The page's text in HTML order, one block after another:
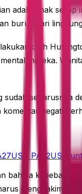
adalah hak
buruk dari
oleh
mereka.
seharusnya
negatif
PA32USD
bahwa
menghakimi